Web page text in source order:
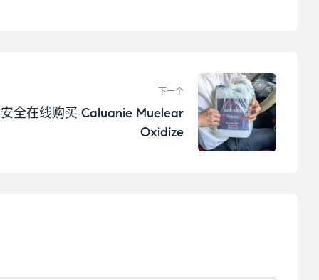
下一个
安全在线购买 Caluanie Muelear
Oxidize